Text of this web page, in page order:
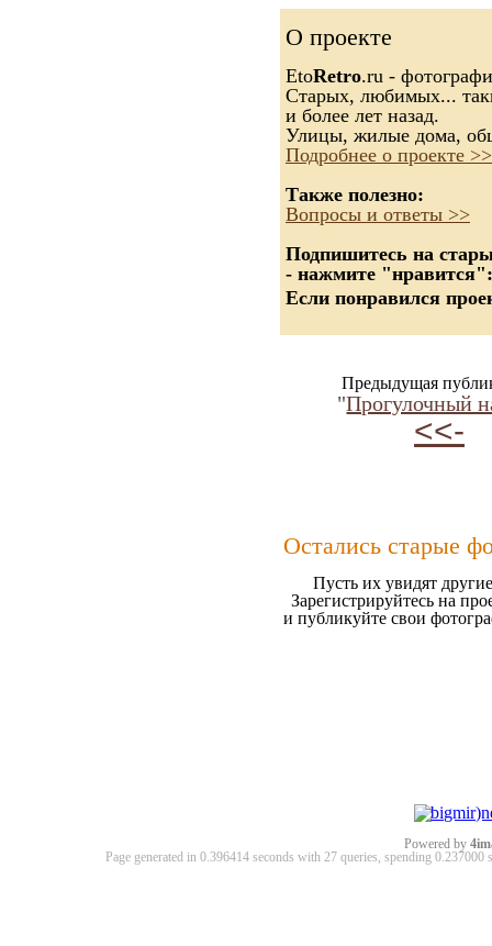
О проекте
EtoRetro.ru -
Старых, любимых...
и более лет назад.
Улицы, жилые дома,
Подробнее о проекте >>
Также полезно:
Вопросы и ответы >>
Подпишитесь на
- нажмите "нравится":
Если понравился
Предыдущая
"Прогулочный
<<-
Остались старые
Пусть их увидят
Зарегистрируйтесь на
и публикуйте свои
Powered by
Page generated in 0.396414 seconds with 27 queries, spending